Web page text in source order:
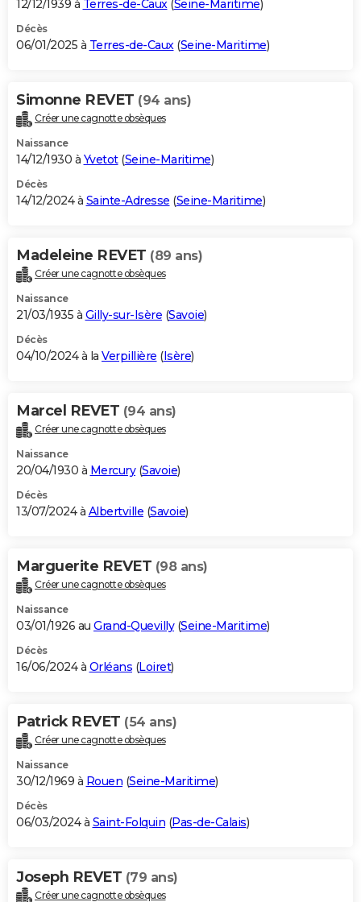
12/12/1939 à Terres-de-Caux(Seine-Maritime)
Décès
06/01/2025 à Terres-de-Caux(Seine-Maritime)
Simonne REVET (94 ans)
Créer une cagnotte obsèques
Naissance
14/12/1930 à Yvetot(Seine-Maritime)
Décès
14/12/2024 à Sainte-Adresse (Seine-Maritime)
Madeleine REVET (89 ans)
Créer une cagnotte obsèques
Naissance
21/03/1935 à Gilly-sur-Isère (Savoie)
Décès
04/10/2024 à la Verpillière (Isère)
Marcel REVET (94 ans)
Créer une cagnotte obsèques
Naissance
20/04/1930 à Mercury(Savoie)
Décès
13/07/2024 à Albertville (Savoie)
Marguerite REVET (98 ans)
Créer une cagnotte obsèques
Naissance
03/01/1926 au Grand-Quevilly(Seine-Maritime)
Décès
16/06/2024 à Orléans (Loiret)
Patrick REVET (54 ans)
Créer une cagnotte obsèques
Naissance
30/12/1969 à Rouen (Seine-Maritime)
Décès
06/03/2024 à Saint-Folquin (Pas-de-Calais)
Joseph REVET (79 ans)
Créer une cagnotte obsèques